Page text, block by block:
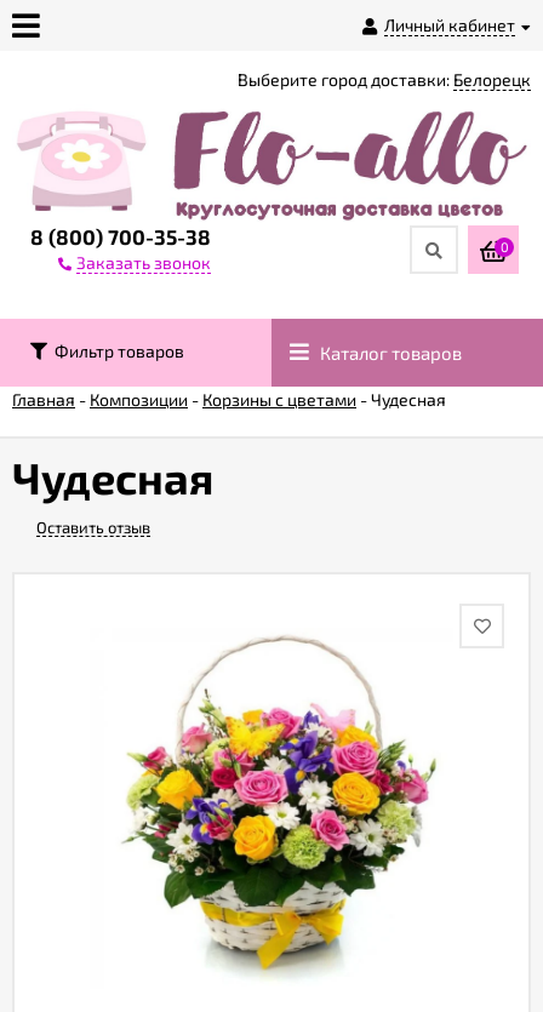
Личный кабинет
магазине
Доставка
Контакты
Гарантии
8 (800) 700-35-38
Заказать звонок
Выберите город доставки: Белорецк
0
Фильтр товаров Каталог товаров
Главная - Композиции - Корзины с цветами -Чудесная
Чудесная
Оставить отзыв